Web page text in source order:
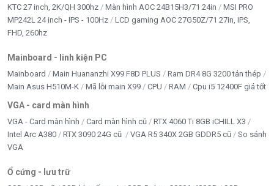
CPU - BỘ XỬ LÝ
DÂY CÁP - CHUYỂN ĐỔI
DÂY MẠNG
Di chuyển
DỊCH VỤ SỬA CHỮA
ĐỒ CHƠI ĐỘC - LẠ
KTC 27 inch, 2K/QH 300hz
Màn hình AOC 24B15H3/71 24in
MSI PRO
MP242L 24 inch - IPS - 100Hz
LCD gaming AOC 27G50Z/71 27in, IPS,
FHD, 260hz
Mainboard - linh kiện PC
Mainboard Main Huananzhi X99 F8D PLUS
Ram DR4 8G 3200 tản thép
Main Asus H510M-K
Mã lỗi main X99 CPU RAM Cpu i5 12400F giá tốt
VGA - card màn hình
VGA - Card màn hình Card màn hình cũ
RTX 4060 Ti 8GB iCHILL X3
Intel Arc A380
RTX 3090 24G cũ VGA R5 340X 2GB GDDR5 cũ
So sánh
VGA
Ổ cứng - lưu trữ